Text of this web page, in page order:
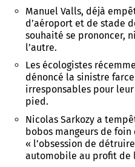
Manuel Valls, déjà
d’aéroport et de stade
souhaité se prononcer,
l’autre.
Les écologistes
dénoncé la sinistre
irresponsables pour
pied.
Nicolas Sarkozy a
bobos mangeurs de
« l’obsession de
automobile au profit de